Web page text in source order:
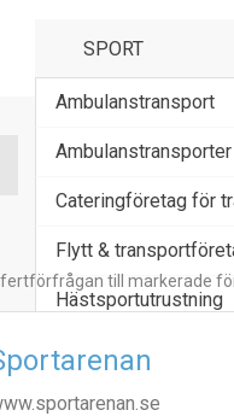
Ambulanstransport
Cateringföretag för
Flytt &
Hästsportutrustning
till markerade